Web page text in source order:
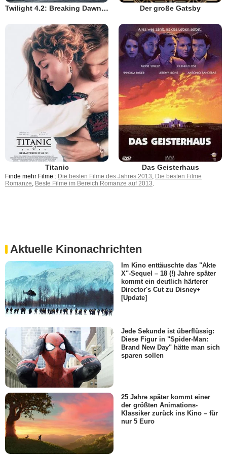
Twilight 4.2: Breaking Dawn - Bis(s) zum Ende der Nacht (Teil 2) Der große Gatsby
Titanic Das Geisterhaus
Finde mehr Filme : Die besten Filme des Jahres 2013 Die besten Filme
Romanze Beste Filme im Bereich Romanze auf 2013
Aktuelle Kinonachrichten
Im Kino enttäuschte das "Akte
X"-Sequel – 18 (!) Jahre später
kommt ein deutlich härterer
Director's Cut zu Disney+
[Update]
Jede Sekunde ist überflüssig:
Diese Figur in "Spider-Man:
Brand New Day" hätte man sich
sparen sollen
25 Jahre später kommt einer
der größten Animations-
Klassiker zurück ins Kino – für
nur 5 Euro